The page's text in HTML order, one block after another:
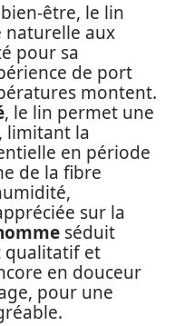
être, le lin
naturelle aux
pour sa
de port
montent.
, le lin permet une
limitant la
en période
de la fibre
sur la
séduit
qualitatif et
en douceur
pour une